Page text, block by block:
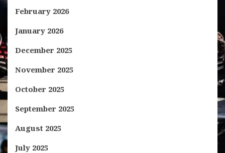
February 2026
January 2026
December 2025
November 2025
October 2025
September 2025
August 2025
July 2025